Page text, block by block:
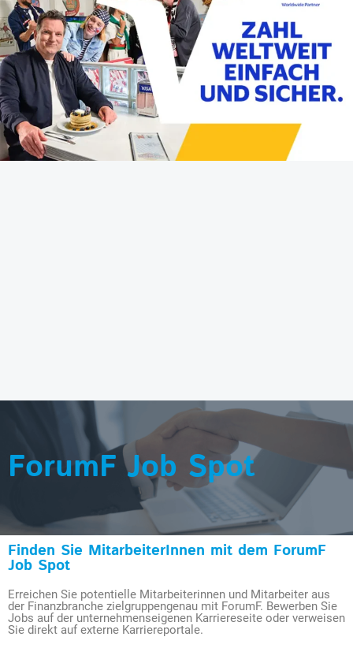
ForumF Job Spot
Finden Sie MitarbeiterInnen mit dem ForumF
Job Spot
Erreichen Sie potentielle Mitarbeiterinnen und Mitarbeiter aus
der Finanzbranche zielgruppengenau mit ForumF. Bewerben Sie
Jobs auf der unternehmenseigenen Karriereseite oder verweisen
Sie direkt auf externe Karriereportale.